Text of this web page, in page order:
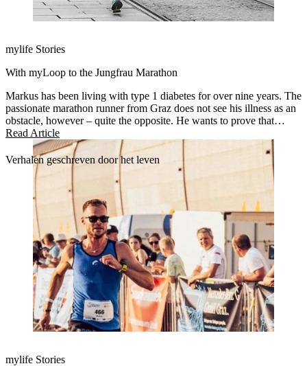
mylife Stories
With myLoop to the Jungfrau Marathon
Markus has been living with type 1 diabetes for over nine years. The
passionate marathon runner from Graz does not see his illness as an
obstacle, however – quite the opposite. He wants to prove that
anything is possible.
Read Article
Verhalen geschreven door het leven
mylife Stories